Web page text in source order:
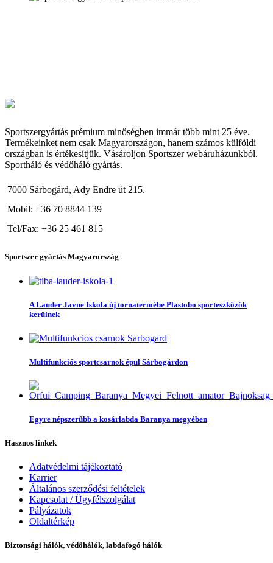
Sportszergyártás prémium minőségben immár több mint 25 éve.
Termékeinket nem csak Magyarországon, hanem számos külföldi
országban is értékesítjük. Vásároljon Sportszer webáruházunkból.
Sportháló és védőháló gyártás.
7000 Sárbogárd, Ady Endre út 215.
Mobil: +36 70 8844 139
Tel/Fax: +36 25 461 815
Sportszer gyártás Magyarország
A Lauder Javne Iskola új tornatermébe Plastobo sporteszközök
kerülnek
Multifunkciós sportcsarnok épül Sárbogárdon
Egyre népszerűbb a kosárlabda Baranya megyében
Hasznos linkek
Adatvédelmi tájékoztató
Karrier
Általános szerződési feltételek
Kapcsolat / Ügyfélszolgálat
Pályázatok
Oldaltérkép
Biztonsági hálók, védőhálók, labdafogó hálók